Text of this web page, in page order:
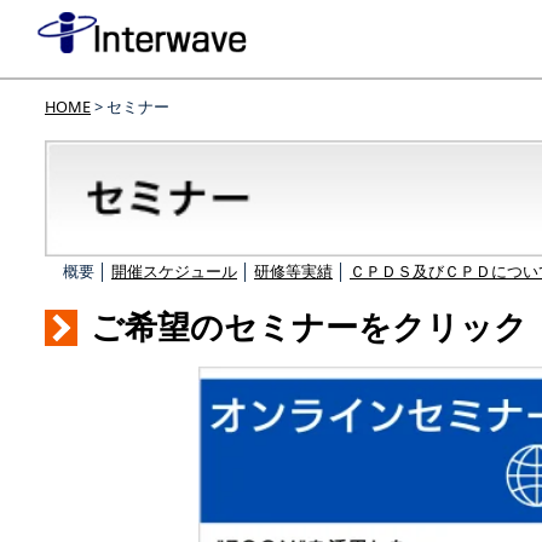
HOME> セミナー
概要 │ 開催スケジュール 研修等実績 ＣＰＤＳ及びＣＰＤにつ
ご希望のセミナーをクリック